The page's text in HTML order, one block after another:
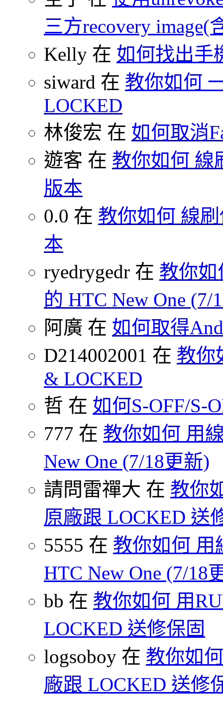
三方recovery image(
Kelly 在 如何找出手
siward 在 教你如何
LOCKED
林俊宏 在 如何取消
遊客 在 教你如何 線
版本
0.0 在 教你如何 線
本
ryedrygedr 在 教你如
的 HTC New One (7/
阿廣 在 如何取得
D214002001 在 教你
& LOCKED
哲 在 如何S-OFF/S-
777 在 教你如何 用
New One (7/18更新)
請問雷禪大 在 教你
原廠跟 LOCKED 送
5555 在 教你如何 用
HTC New One (7/18
bb 在 教你如何 用
LOCKED 送修保固
logsoboy 在 教你如
廠跟 LOCKED 送修